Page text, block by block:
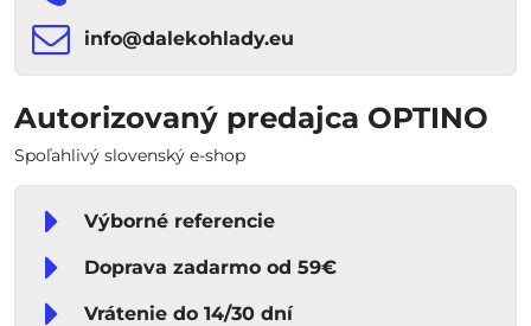
info​​@dalekohlady​​.eu
Autorizovaný predajca OPTINO
Spoľahlivý slovenský e-shop
Výborné referencie
Doprava zadarmo od 59€
Vrátenie do 14/30 dní